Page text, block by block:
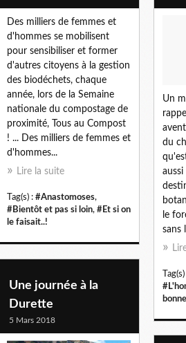
Des milliers de femmes et
d'hommes se mobilisent
pour sensibiliser et former
d'autres citoyens à la gestion
des biodéchets, chaque
année, lors de la Semaine
nationale du compostage de
proximité, Tous au Compost
! ... Des milliers de femmes et
d'hommes...
Lire la suite
Tag(s) : #Anastomoses,
#Bientôt et pas si loin, #Et si on
le faisait..!
Un
du
le
sans
Une journée à la
Durette
5 Mars 2018